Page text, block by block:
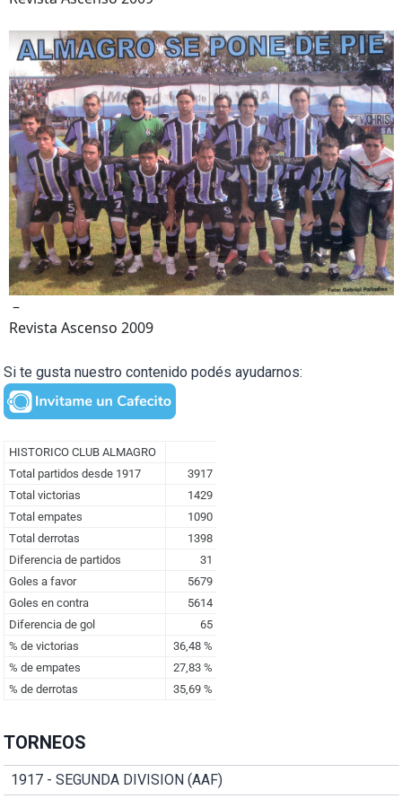
–
Revista Ascenso 2009
Si te gusta nuestro contenido podés ayudarnos:
TORNEOS
1917 - SEGUNDA DIVISION (AAF)